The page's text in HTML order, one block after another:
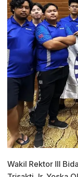
Wakil Rektor III